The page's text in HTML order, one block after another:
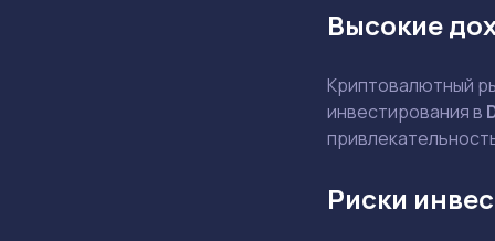
Высокие
Криптовалютный
инвестирования в
Риски